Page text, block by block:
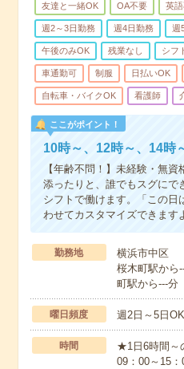
友達と一緒OK OA不要 英
週2～3日勤務 週4日勤務 週
午後のみOK 残業なし シフ
車通勤可 制服 日払いOK
自転車・バイクOK 看護師
ここがポイント！
10時～、12時～、14時
【年齢不問！】未経験・無
添ったりと、誰でもスグにで
シフトで働けます。「この日
わせてカスタマイズできます
勤務地
横浜市中区
桜木町駅から
町駅から---分
曜日頻度 週2日～5日
時間
★1日6時間～
09：00～15